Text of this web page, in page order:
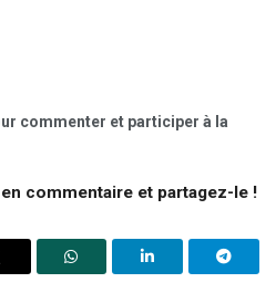
commenter et participer à la
commentaire et partagez-le !